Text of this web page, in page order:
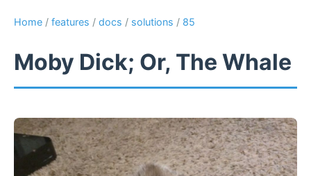
Home / features / docs / solutions / 85
Moby Dick; Or, The Whale